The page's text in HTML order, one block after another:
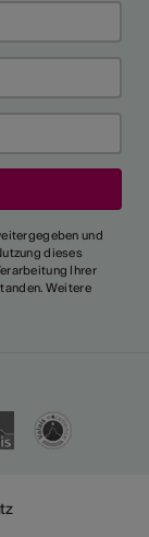
und
dieses
Ihrer
Weitere